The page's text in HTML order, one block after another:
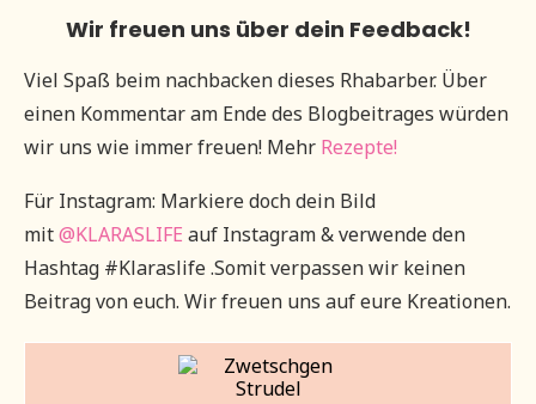
Wir freuen uns über dein Feedback!
Viel Spaß beim nachbacken dieses Rhabarber. Über
einen Kommentar am Ende des Blogbeitrages würden
wir uns wie immer freuen! Mehr Rezepte!
Für Instagram: Markiere doch dein Bild
mit@KLARASLIFE auf Instagram & verwende den
Hashtag #Klaraslife .Somit verpassen wir keinen
Beitrag von euch. Wir freuen uns auf eure Kreationen.